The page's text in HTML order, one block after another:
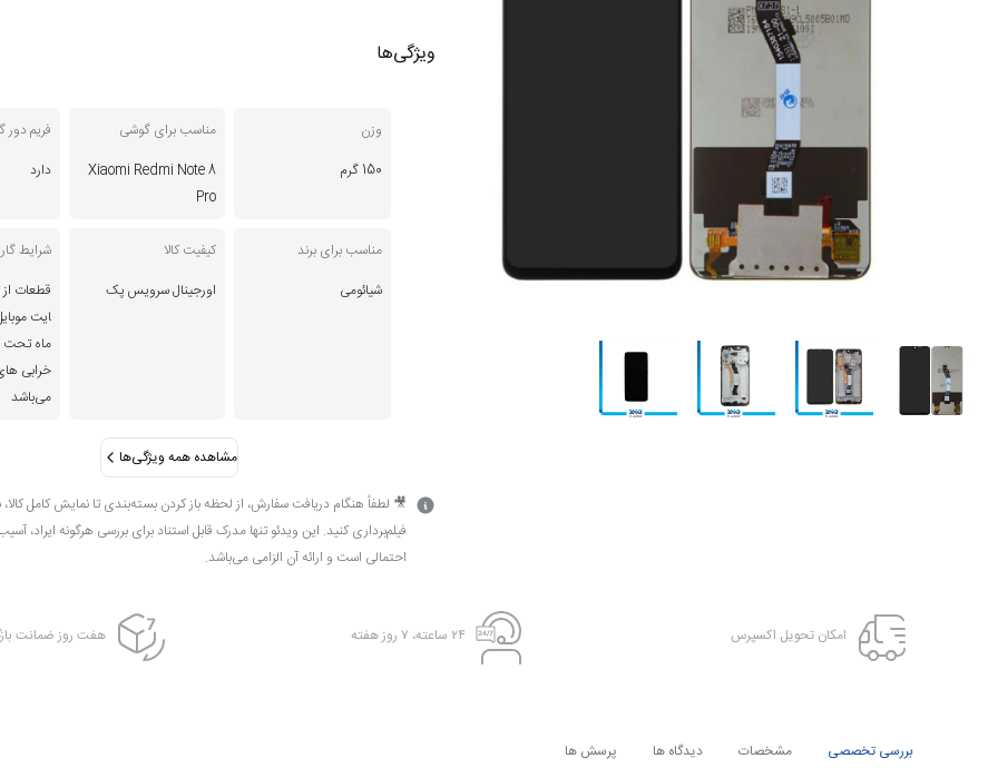
ویژگی‌ها
وزن
150 گرم
مناسب برای گوشی
Xiaomi Redmi Note 8
Pro
فریم
دارد
مناسب برای برند
شیائومی
کیفیت کالا
اورجینال سرویس پک
شرایط
قطعات از
ماه
خرابی
می‌باشد
مشاهده همه ویژگی‌ها
🎥 لطفاً هنگام دریافت سفارش، از لحظه باز کردن بسته‌بندی تا نمایش کامل
فیلم‌برداری کنید. این ویدئو تنها مدرک قابل استناد برای بررسی هرگونه ایراد،
احتمالی است و ارائه آن الزامی می‌باشد.
امکان تحویل اکسپرس ۲۴ ساعته، ۷ روز هفته هفت روز ضمانت
بررسی تخصصی مشخصات دیدگاه ها پرسش ها